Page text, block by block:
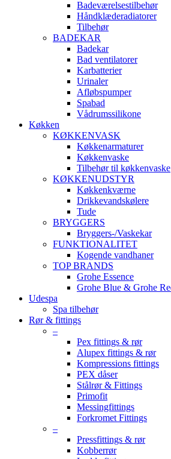
Badeværelsestilbehør
Håndklæderadiatorer
Tilbehør
BADEKAR
Badekar
Bad ventilatorer
Karbatterier
Urinaler
Afløbspumper
Spabad
Vådrumssilikone
Køkken
KØKKENVASK
Køkkenarmaturer
Køkkenvaske
Tilbehør til køkkenvaske
KØKKENUDSTYR
Køkkenkværne
Drikkevandskølere
Tude
BRYGGERS
Bryggers-/Vaskekar
FUNKTIONALITET
Kogende vandhaner
TOP BRANDS
Grohe Essence
Grohe Blue & Grohe
Udespa
Spa tilbehør
Rør & fittings
–
Pex fittings & rør
Alupex fittings & rør
Kompressions fittings
PEX dåser
Stålrør & Fittings
Primofit
Messingfittings
Forkromet Fittings
–
Pressfittings & rør
Kobberrør